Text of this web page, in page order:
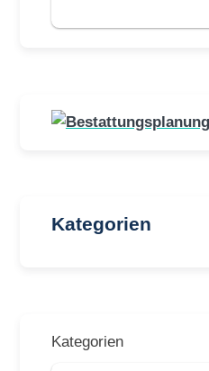
Kategorien
Kategorien